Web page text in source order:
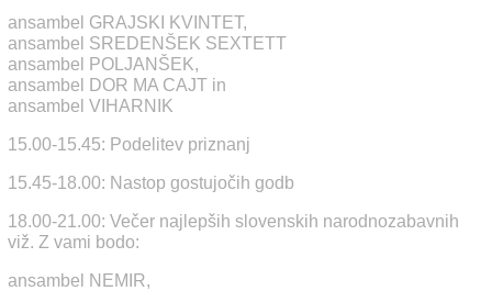
ansambel GRAJSKI KVINTET,
ansambel SREDENŠEK SEXTETT
ansambel POLJANŠEK,
ansambel DOR MA CAJT in
ansambel VIHARNIK
15.00-15.45: Podelitev priznanj
15.45-18.00: Nastop gostujočih godb
18.00-21.00: Večer najlepših slovenskih narodnozabavnih
viž. Z vami bodo:
ansambel NEMIR,